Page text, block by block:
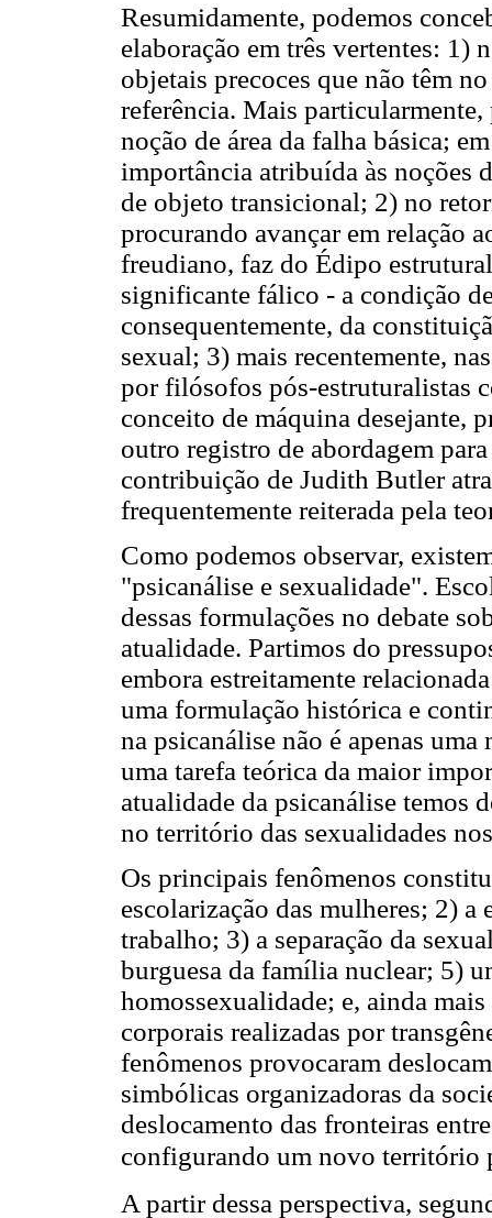
Resumidamente, podemos
elaboração em três vertentes: 1)
objetais precoces que não têm
referência. Mais
noção de área da falha básica;
importância atribuída às noções
de objeto transicional; 2) no
procurando avançar em relação
freudiano, faz do Édipo
significante fálico - a condição
consequentemente, da
sexual; 3) mais recentemente,
por filósofos pós-estruturalistas
conceito de máquina desejante,
outro registro de abordagem
contribuição de Judith Butler
frequentemente reiterada pela
Como podemos observar,
"psicanálise e sexualidade".
dessas formulações no debate
atualidade. Partimos do
embora estreitamente
uma formulação histórica e
na psicanálise não é apenas
uma tarefa teórica da maior
atualidade da psicanálise temos
no território das sexualidades
Os principais fenômenos
escolarização das mulheres; 2)
trabalho; 3) a separação da
burguesa da família nuclear; 5)
homossexualidade; e, ainda
corporais realizadas por
fenômenos provocaram
simbólicas organizadoras da
deslocamento das fronteiras
configurando um novo território
A partir dessa perspectiva,